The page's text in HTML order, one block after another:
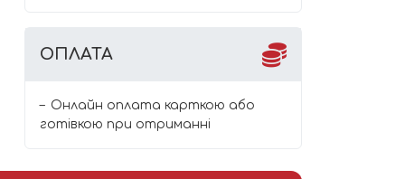
ОПЛАТА
Онлайн оплата карткою або
готівкою при отриманні